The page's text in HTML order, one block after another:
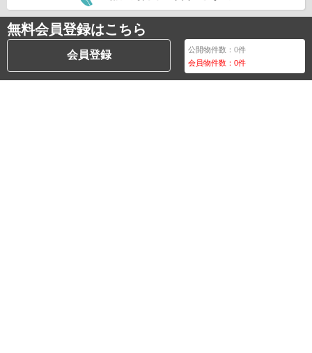
無料会員登録はこちら
会員登録 公開物件数：0件
会員物件数：0件